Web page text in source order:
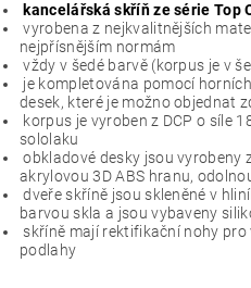
kancelářská skříň ze série Top
vyrobena z nejkvalitnějších
nejpřísnějším normám
vždy v šedé barvě (korpus je v
je kompletována pomocí
desek, které je možno objednat
korpus je vyroben z DCP o síle
sololaku
obkladové desky jsou vyrobeny
akrylovou 3D ABS hranu,
dveře skříně jsou skleněné v
barvou skla a jsou vybaveny
skříně mají rektifikační nohy
podlahy